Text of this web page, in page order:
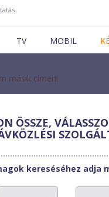
TV MOBIL
másik címen!
+ TEMPO50
ÖSSZE,
kereséséhez adja